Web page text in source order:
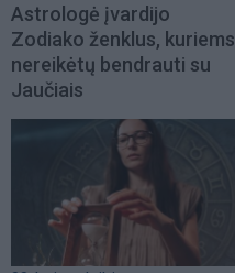
Astrologė įvardijo
Zodiako ženklus, kuriems
nereikėtų bendrauti su
Jaučiais